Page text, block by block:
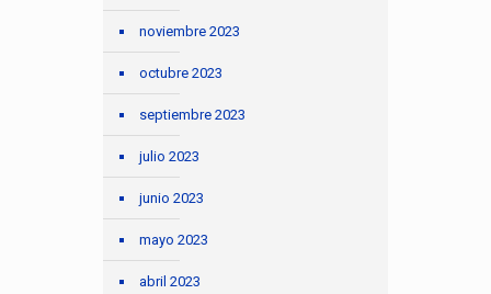
noviembre 2023
octubre 2023
septiembre 2023
julio 2023
junio 2023
mayo 2023
abril 2023